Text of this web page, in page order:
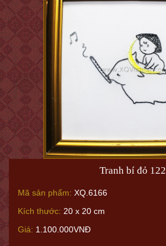
Tranh bí đỏ 122
Mã sản phẩm: XQ.6166
Kích thước: 20 x 20 cm
Giá: 1.100.000VNĐ